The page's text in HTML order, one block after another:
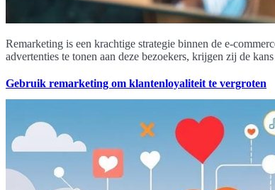
Remarketing is een krachtige strategie binnen de e-
advertenties te tonen aan deze bezoekers, krijgen zij de
Gebruik remarketing om klantenloyaliteit te vergroten